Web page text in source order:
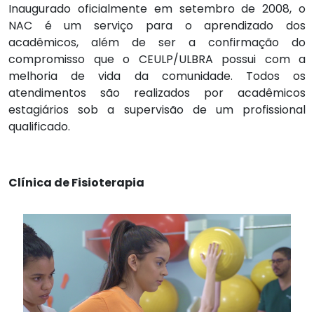
Inaugurado oficialmente em setembro de 2008, o
NAC é um serviço para o aprendizado dos
acadêmicos, além de ser a confirmação do
compromisso que o CEULP/ULBRA possui com a
melhoria de vida da comunidade. Todos os
atendimentos são realizados por acadêmicos
estagiários sob a supervisão de um profissional
qualificado.
Clínica de Fisioterapia